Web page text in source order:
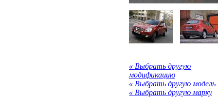
« Выбрать другую
модификацию
« Выбрать другую модель
« Выбрать другую марку